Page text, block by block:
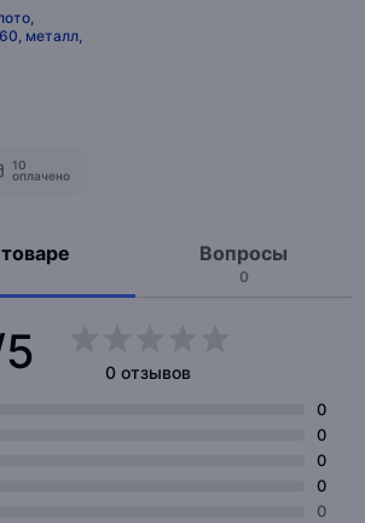
металл,
10
оплачено
Вопросы
0
0 отзывов
0
0
0
0
0